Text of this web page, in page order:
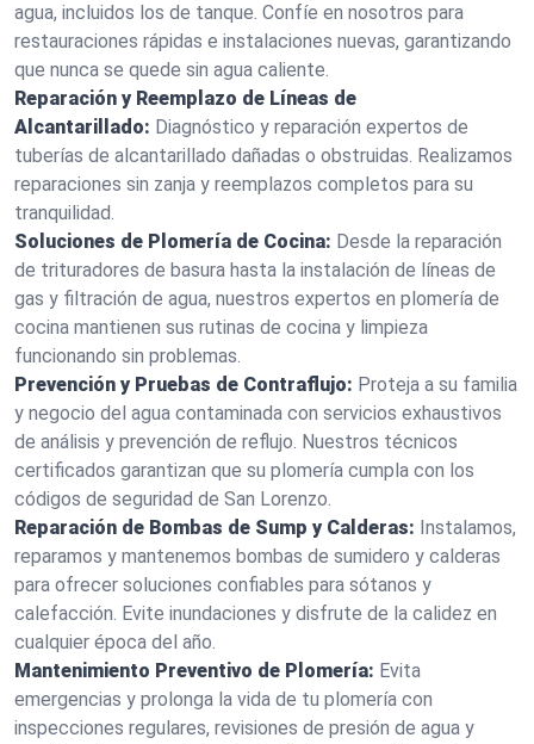
agua, incluidos los de tanque. Confíe en nosotros para
restauraciones rápidas e instalaciones nuevas, garantizando
que nunca se quede sin agua caliente.
Reparación y Reemplazo de Líneas de
Alcantarillado: Diagnóstico y reparación expertos de
tuberías de alcantarillado dañadas o obstruidas. Realizamos
reparaciones sin zanja y reemplazos completos para su
tranquilidad.
Soluciones de Plomería de Cocina: Desde la reparación
de trituradores de basura hasta la instalación de líneas de
gas y filtración de agua, nuestros expertos en plomería de
cocina mantienen sus rutinas de cocina y limpieza
funcionando sin problemas.
Prevención y Pruebas de Contraflujo: Proteja a su familia
y negocio del agua contaminada con servicios exhaustivos
de análisis y prevención de reflujo. Nuestros técnicos
certificados garantizan que su plomería cumpla con los
códigos de seguridad de San Lorenzo.
Reparación de Bombas de Sump y Calderas: Instalamos,
reparamos y mantenemos bombas de sumidero y calderas
para ofrecer soluciones confiables para sótanos y
calefacción. Evite inundaciones y disfrute de la calidez en
cualquier época del año.
Mantenimiento Preventivo de Plomería: Evita
emergencias y prolonga la vida de tu plomería con
inspecciones regulares, revisiones de presión de agua y